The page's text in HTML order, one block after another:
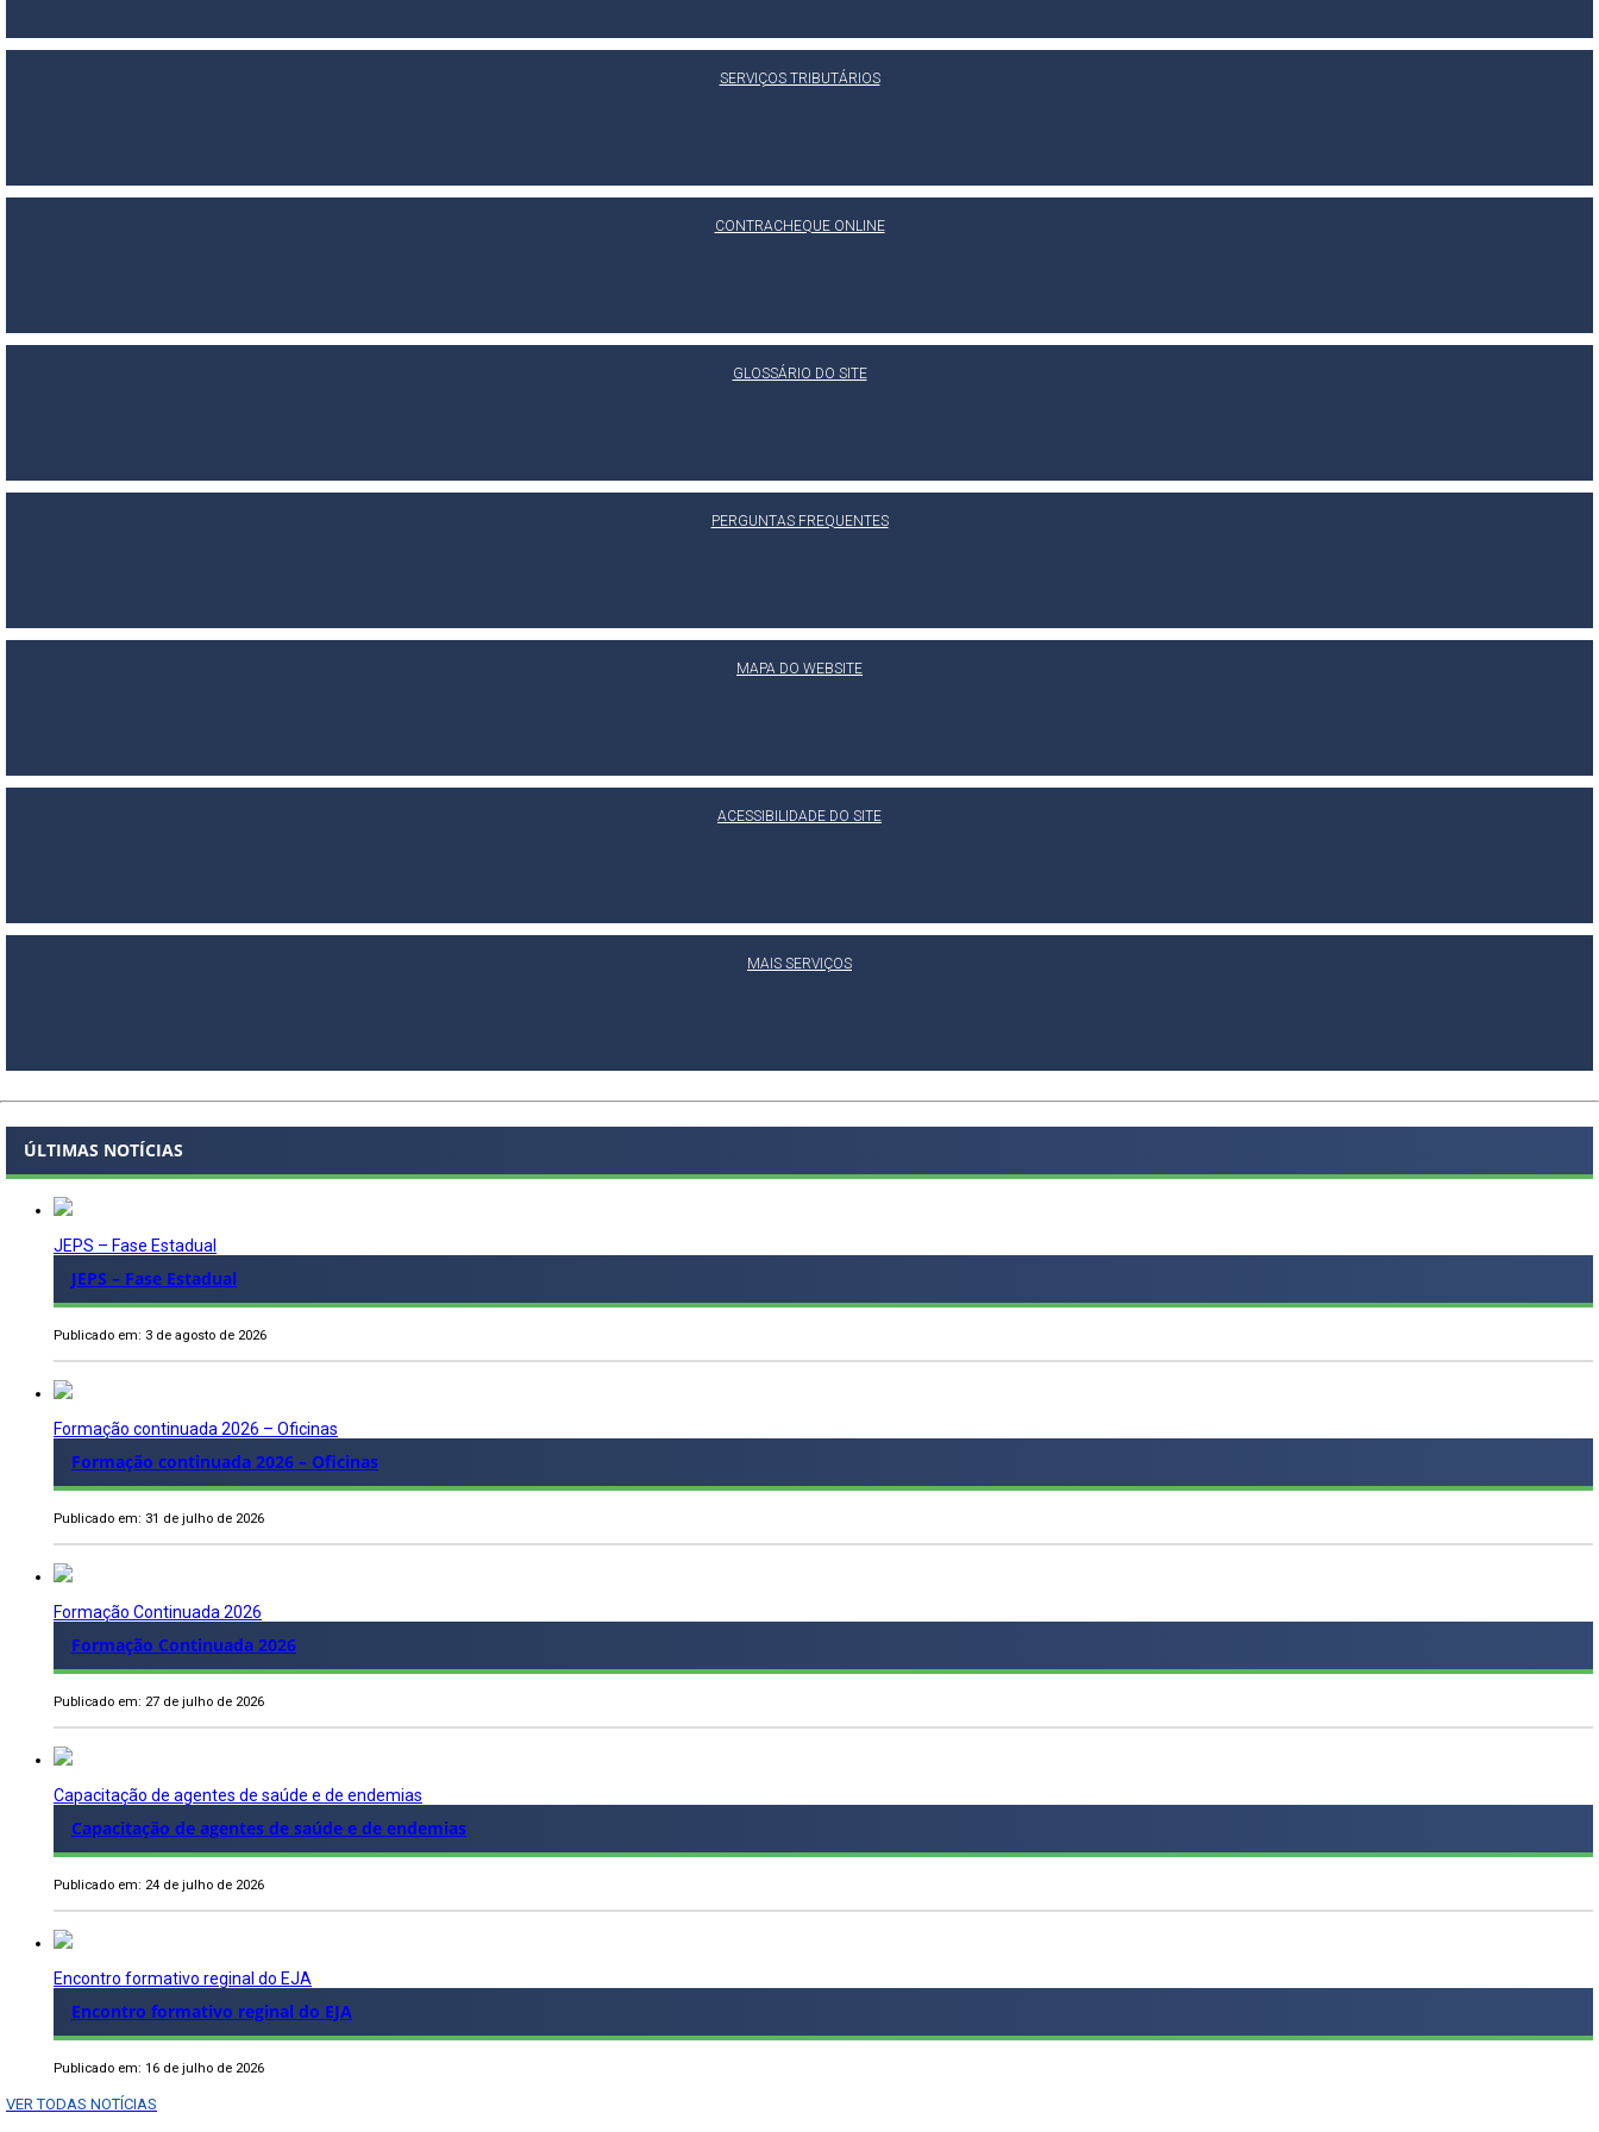
SERVIÇOS TRIBUTÁRIOS
CONTRACHEQUE ONLINE
GLOSSÁRIO DO SITE
PERGUNTAS FREQUENTES
MAPA DO WEBSITE
ACESSIBILIDADE DO SITE
MAIS SERVIÇOS
ÚLTIMAS NOTÍCIAS
JEPS – Fase Estadual
JEPS – Fase Estadual
Publicado em: 3 de agosto de 2026
Formação continuada 2026 – Oficinas
Formação continuada 2026 – Oficinas
Publicado em: 31 de julho de 2026
Formação Continuada 2026
Formação Continuada 2026
Publicado em: 27 de julho de 2026
Capacitação de agentes de saúde e de endemias
Capacitação de agentes de saúde e de endemias
Publicado em: 24 de julho de 2026
Encontro formativo reginal do EJA
Encontro formativo reginal do EJA
Publicado em: 16 de julho de 2026
VER TODAS NOTÍCIAS